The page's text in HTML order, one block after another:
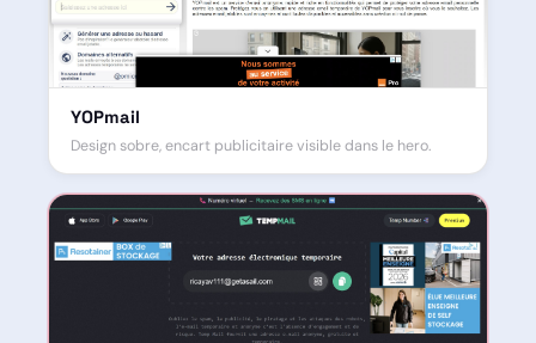
YOPmail
Design sobre, encart publicitaire visible dans le hero.